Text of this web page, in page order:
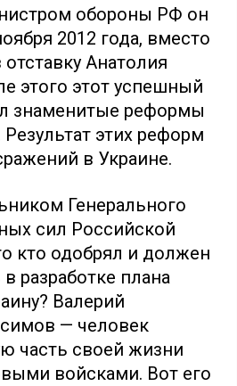
обороны РФ он
2012 года, вместо
Анатолия
этого этот успешный
знаменитые реформы
этих реформ
в Украине.
Генерального
сил Российской
кто одобрял и должен
разработке плана
Валерий
— человек
часть своей жизни
войсками. Вот его